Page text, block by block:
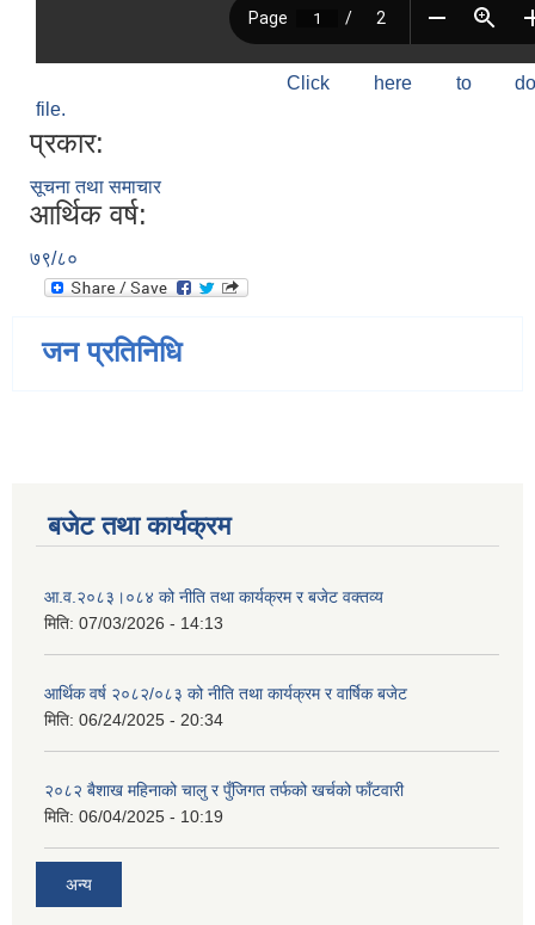
Click here to
file.
प्रकार:
सूचना तथा समाचार
आर्थिक वर्ष:
७९/८०
जन प्रतिनिधि
बजेट तथा कार्यक्रम
आ.व.२०८३।०८४ को नीति तथा कार्यक्रम र बजेट वक्तव्य
मिति: 07/03/2026 - 14:13
आर्थिक वर्ष २०८२/०८३ को नीति तथा कार्यक्रम र वार्षिक बजेट
मिति: 06/24/2025 - 20:34
२०८२ बैशाख महिनाको चालु र पुँजिगत तर्फको खर्चको फाँटवारी
मिति: 06/04/2025 - 10:19
अन्य